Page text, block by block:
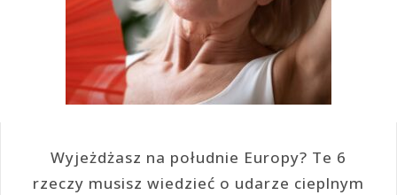
Wyjeżdżasz na południe Europy? Te 6
rzeczy musisz wiedzieć o udarze cieplnym